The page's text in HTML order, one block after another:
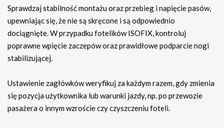
Sprawdzaj stabilność montażu oraz przebieg i napięcie pasów,
upewniając się, że nie są skręcone i są odpowiednio
dociągnięte. W przypadku fotelików ISOFIX, kontroluj
poprawne wpięcie zaczepów oraz prawidłowe podparcie nogi
stabilizującej.
Ustawienie zagłówków weryfikuj za każdym razem, gdy zmienia
się pozycja użytkownika lub warunki jazdy, np. po przewozie
pasażera o innym wzroście czy czyszczeniu foteli.